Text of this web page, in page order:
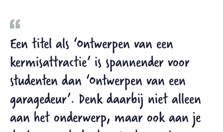
Een titel als ‘Ontwerpen van een
kermisattractie’ is spannender voor
studenten dan ‘Ontwerpen van een
garagedeur’. Denk daarbij niet alleen
aan het onderwerp, maar ook aan je